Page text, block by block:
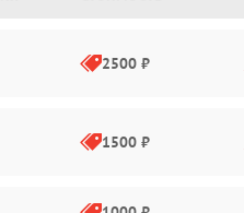
2500 ₽
1500 ₽